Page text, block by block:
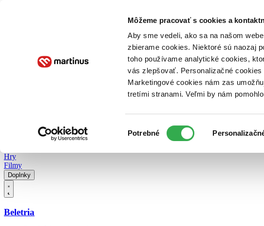
Môžeme pracovať s cookies a
Aby sme vedeli, ako sa na našom
zbierame cookies. Niektoré sú naozaj
toho používame analytické cookies,
vás zlepšovať. Personalizačné
Marketingové cookies nám zas
tretími stranami. Veľmi by nám
súhlasu
Potrebné
Poukážky Kontakt
Hry
Filmy
Doplnky
Beletria